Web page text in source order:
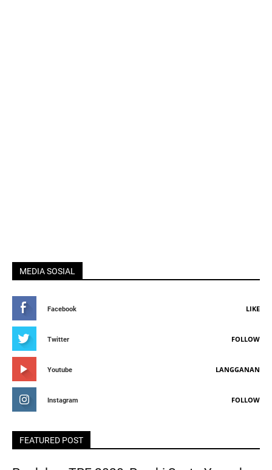
MEDIA SOSIAL
Facebook LIKE
Twitter FOLLOW
Youtube LANGGANAN
Instagram FOLLOW
FEATURED POST